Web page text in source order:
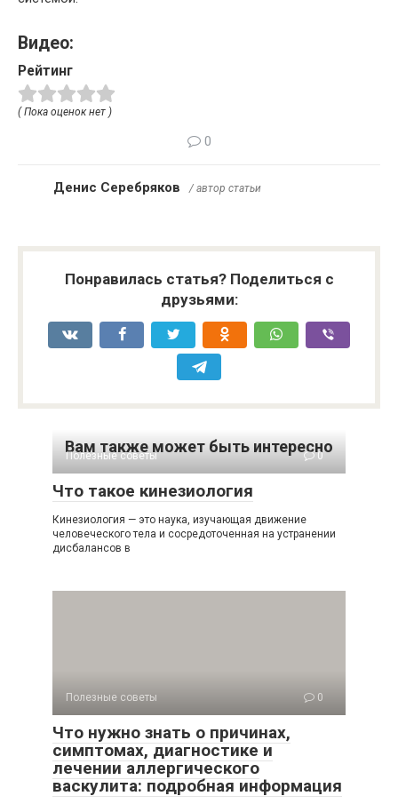
Видео:
Рейтинг
( Пока оценок нет )
0
Денис Серебряков / автор статьи
Понравилась статья? Поделиться с
друзьями:
Вам также может быть интересно
Полезные советы 0
Что такое кинезиология
Кинезиология — это наука, изучающая движение
человеческого тела и сосредоточенная на устранении
дисбалансов в
Полезные советы 0
Что нужно знать о причинах,
симптомах, диагностике и
лечении аллергического
васкулита: подробная информация